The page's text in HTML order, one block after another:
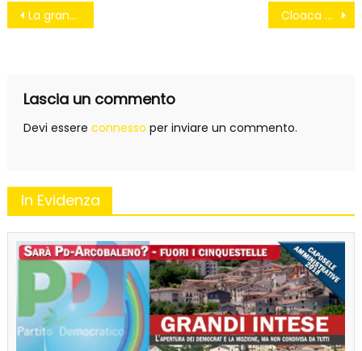
Navigazione
La grande abbuffata #mafiacapitale Cloaca Massima #cloacamassima
Lascia un commento
Devi essere connesso per inviare un commento.
In Evidenza